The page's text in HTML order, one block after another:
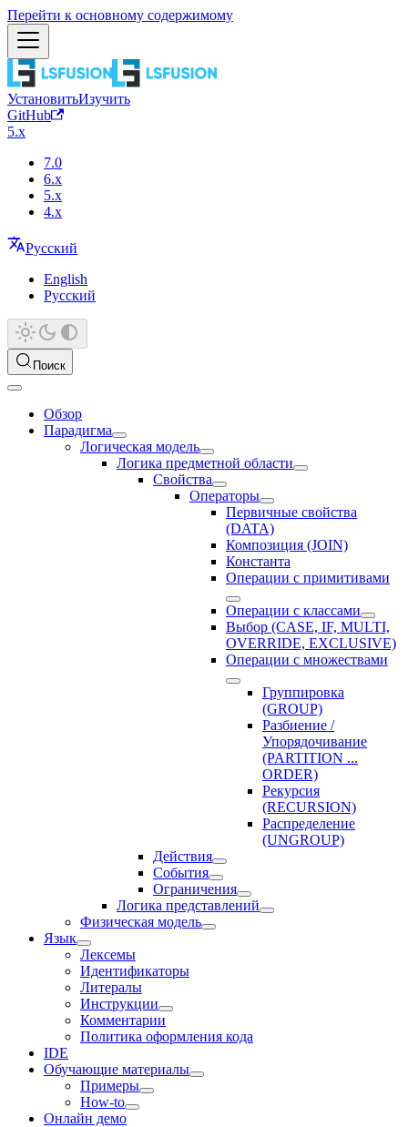
Перейти к основному содержимому
УстановитьИзучить
GitHub
5.x
7.0
6.x
5.x
4.x
Русский
English
Русский
Поиск
Обзор
Парадигма
Логическая модель
Логика предметной области
Свойства
Операторы
Первичные свойства
(DATA)
Композиция (JOIN)
Константа
Операции с примитивами
Операции с классами
Выбор (CASE, IF, MULTI,
OVERRIDE, EXCLUSIVE)
Операции с множествами
Группировка
(GROUP)
Разбиение /
Упорядочивание
(PARTITION ...
ORDER)
Рекурсия
(RECURSION)
Распределение
(UNGROUP)
Действия
События
Ограничения
Логика представлений
Физическая модель
Язык
Лексемы
Идентификаторы
Литералы
Инструкции
Комментарии
Политика оформления кода
IDE
Обучающие материалы
Примеры
How-to
Онлайн демо